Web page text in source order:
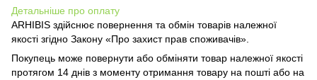
Детальніше про оплату
ARHIBIS здійснює повернення та обмін товарів належної
якості згідно Закону «Про захист прав споживачів».
Покупець може повернути або обміняти товар належної якості
протягом 14 днів з моменту отримання товару на пошті або на